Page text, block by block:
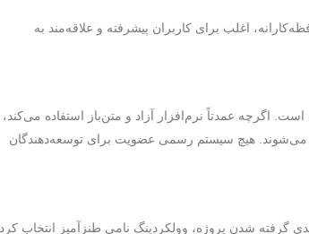
اغلب برای کاربران پیشرفته و علاقه‌مند به
است. اگرچه عمدتاً نرم‌افزار آزاد و متن‌باز استفاده می‌کند،
می‌شوند. هیچ سیستم رسمی عضویت برای توسعه‌دهندگان
گرفته شدن پروژه، وولکردینگ نامی طنزآمیز انتخاب کرد